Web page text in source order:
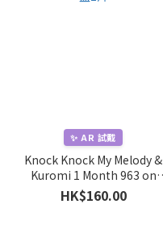
✨ AR 試戴
Knock Knock My Melody &
Kuromi 1 Month 963 on
Kuromi｜月拋彩妝隱形眼鏡｜
每盒2片
HK$160.00